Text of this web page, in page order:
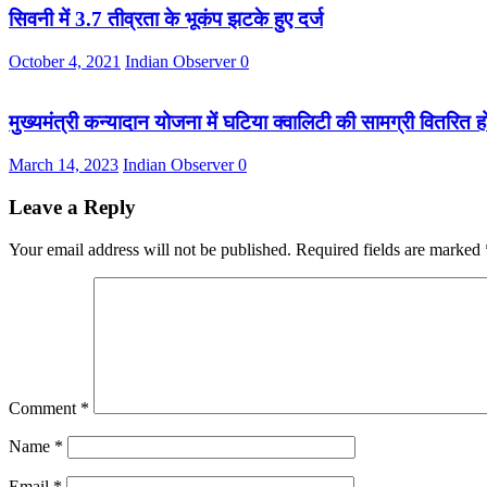
सिवनी में 3.7 तीव्रता के भूकंप झटके हुए दर्ज
October 4, 2021 Indian Observer0
मुख्यमंत्री कन्यादान योजना में घटिया क्वालिटी की सामग्री
March 14, 2023 Indian Observer0
Leave a Reply
Your email address will not be published. Required fields are marked
Comment *
Name *